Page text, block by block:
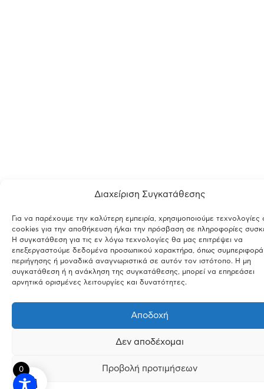
Διαχείριση Συγκατάθεσης
Για να παρέχουμε την καλύτερη εμπειρία, χρησιμοποιούμε τεχνολογίες
cookies για την αποθήκευση ή/και την πρόσβαση σε πληροφορίες
Η συγκατάθεση για τις εν λόγω τεχνολογίες θα μας επιτρέψει να
επεξεργαστούμε δεδομένα προσωπικού χαρακτήρα, όπως συμπεριφορά
περιήγησης ή μοναδικά αναγνωριστικά σε αυτόν τον ιστότοπο. Η μη
συγκατάθεση ή η ανάκληση της συγκατάθεσης, μπορεί να επηρεάσει
αρνητικά ορισμένες λειτουργίες και δυνατότητες.
Αποδοχή
Δεν αποδέχομαι
Προβολή προτιμήσεων
0